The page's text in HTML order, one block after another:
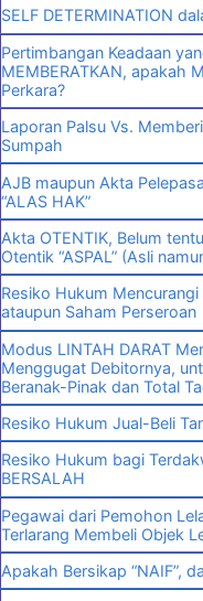
SELF DETERMINATION
Pertimbangan Keadaan
MEMBERATKAN, apakah
Perkara?
Laporan Palsu Vs.
Sumpah
AJB maupun Akta
“ALAS HAK”
Akta OTENTIK, Belum
Otentik “ASPAL” (Asli
Resiko Hukum
ataupun Saham Perseroan
Modus LINTAH DARAT
Menggugat Debitornya,
Beranak-Pinak dan Total
Resiko Hukum Jual-Beli
Resiko Hukum bagi
BERSALAH
Pegawai dari Pemohon
Terlarang Membeli Objek
Apakah Bersikap “NAIF”,